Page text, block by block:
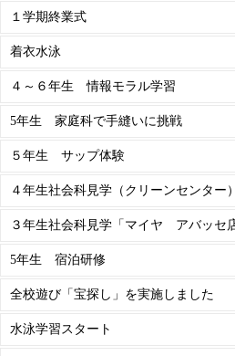
１学期終業式
着衣水泳
４～６年生 情報モラル学習
5年生 家庭科で手縫いに挑戦
５年生 サップ体験
４年生社会科見学（クリーンセンター）
３年生社会科見学「マイヤ アバッセ店
5年生 宿泊研修
全校遊び「宝探し」を実施しました
水泳学習スタート